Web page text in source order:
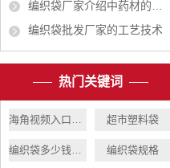
编织袋厂家介绍中药材的包装有哪些作用？
编织袋批发厂家的工艺技术
热门关键词
超市塑料袋
编织袋规格